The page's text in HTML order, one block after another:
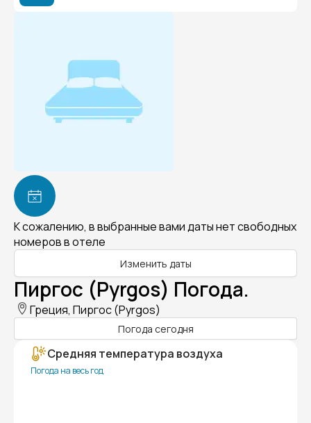
К сожалению, в выбранные вами даты нет свободных
номеров в отеле
Изменить даты
Пиргос (Pyrgos) Погода.
Греция, Пиргос (Pyrgos)
Погода сегодня
Средняя температура воздуха
Погода на весь год